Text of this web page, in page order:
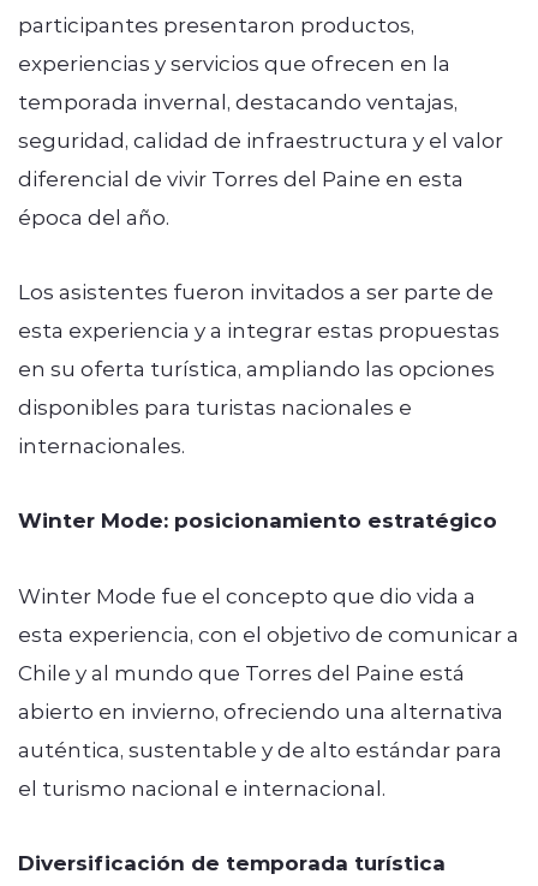
participantes presentaron productos,
experiencias y servicios que ofrecen en la
temporada invernal, destacando ventajas,
seguridad, calidad de infraestructura y el valor
diferencial de vivir Torres del Paine en esta
época del año.
Los asistentes fueron invitados a ser parte de
esta experiencia y a integrar estas propuestas
en su oferta turística, ampliando las opciones
disponibles para turistas nacionales e
internacionales.
Winter Mode: posicionamiento estratégico
Winter Mode fue el concepto que dio vida a
esta experiencia, con el objetivo de comunicar a
Chile y al mundo que Torres del Paine está
abierto en invierno, ofreciendo una alternativa
auténtica, sustentable y de alto estándar para
el turismo nacional e internacional.
Diversificación de temporada turística